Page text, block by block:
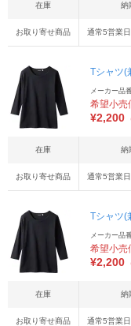
在庫 納
お取り寄せ商品 通常5営業
Tシャツ(
メーカー品
希望小売
¥2,200
在庫 納
お取り寄せ商品 通常5営業
Tシャツ(
メーカー品
希望小売
¥2,200
在庫 納
お取り寄せ商品 通常5営業